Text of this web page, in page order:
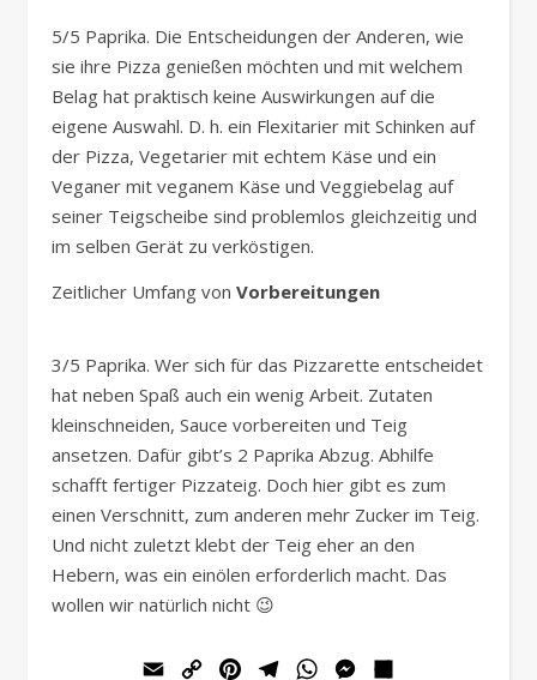
5/5 Paprika. Die Entscheidungen der Anderen, wie
sie ihre Pizza genießen möchten und mit welchem
Belag hat praktisch keine Auswirkungen auf die
eigene Auswahl. D. h. ein Flexitarier mit Schinken auf
der Pizza, Vegetarier mit echtem Käse und ein
Veganer mit veganem Käse und Veggiebelag auf
seiner Teigscheibe sind problemlos gleichzeitig und
im selben Gerät zu verköstigen.
Zeitlicher Umfang von Vorbereitungen
3/5 Paprika. Wer sich für das Pizzarette entscheidet
hat neben Spaß auch ein wenig Arbeit. Zutaten
kleinschneiden, Sauce vorbereiten und Teig
ansetzen. Dafür gibt’s 2 Paprika Abzug. Abhilfe
schafft fertiger Pizzateig. Doch hier gibt es zum
einen Verschnitt, zum anderen mehr Zucker im Teig.
Und nicht zuletzt klebt der Teig eher an den
Hebern, was ein einölen erforderlich macht. Das
wollen wir natürlich nicht 😉
Email Copy PinterestTelegramWhatsAppMessenger